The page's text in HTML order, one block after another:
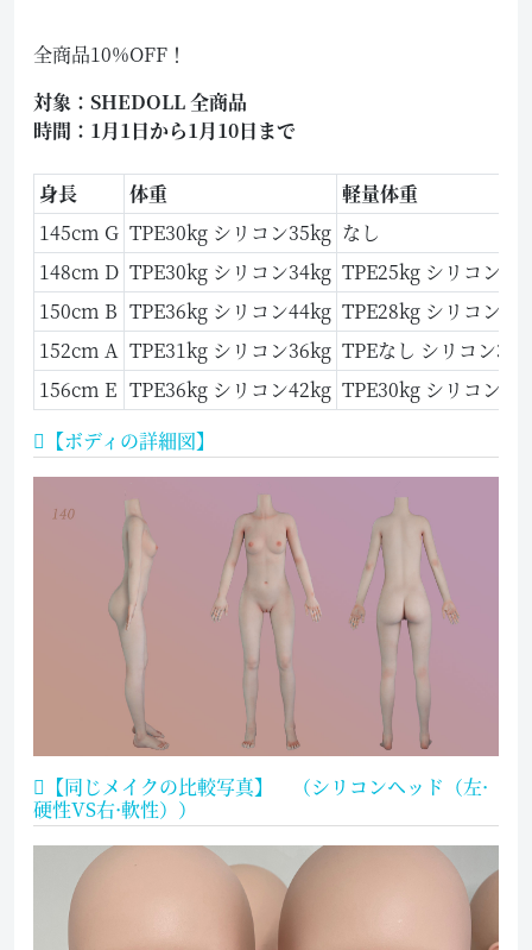
全商品10%OFF！
対象：SHEDOLL 全商品
時間：1月1日から1月10日まで
身長 体重
軽量体重
145cm G TPE30kg シリコン35kg なし
148cm D TPE30kg シリコン34kg TPE25kg シリコン
150cm B TPE36kg シリコン44kg TPE28kg シリコン
152cm A TPE31kg シリコン36kg TPEなし シリコン
156cm E TPE36kg シリコン42kg TPE30kg シリコン
【ボディの詳細図】
【同じメイクの比較写真】 （シリコンヘッド（左·
硬性VS右·軟性））